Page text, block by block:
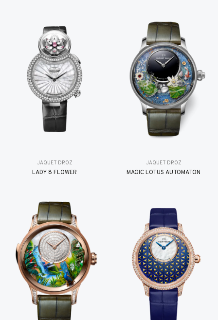
JAQUET DROZ
LADY 8 FLOWER
JAQUET DROZ
MAGIC LOTUS AUTOMATON